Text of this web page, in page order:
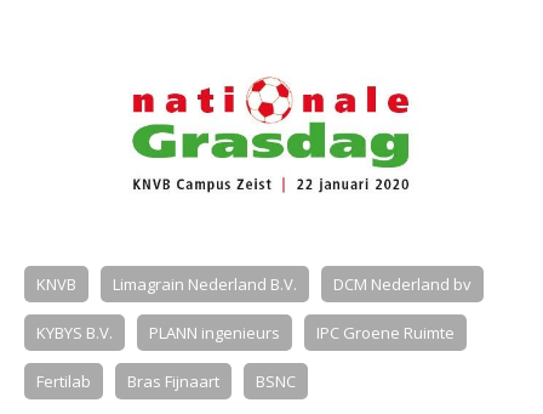
KNVB Limagrain Nederland B.V. DCM Nederland bv
KYBYS B.V. PLANN ingenieurs IPC Groene Ruimte
Fertilab Bras Fijnaart BSNC